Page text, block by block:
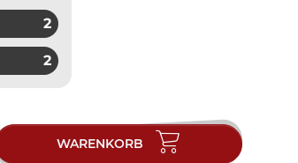
2
2
WARENKORB